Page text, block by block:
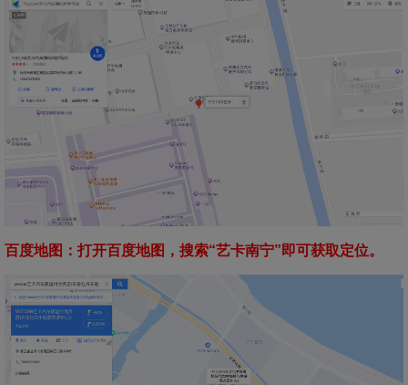
百度地图：打开百度地图，搜索“艺卡南宁”即可获取定位。